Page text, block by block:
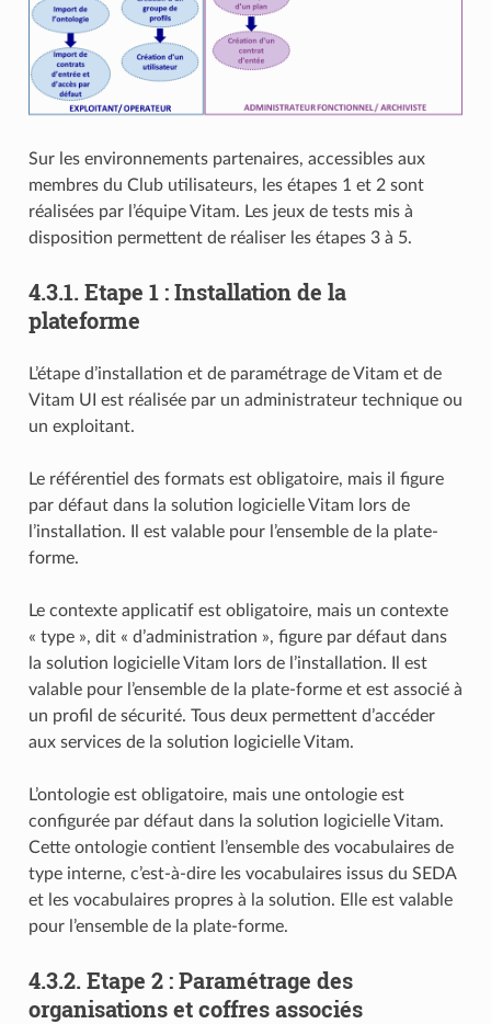
Sur les environnements partenaires, accessibles aux
membres du Club utilisateurs, les étapes 1 et 2 sont
réalisées par l’équipe Vitam. Les jeux de tests mis à
disposition permettent de réaliser les étapes 3 à 5.
4.3.1. Etape 1 : Installation de la
plateforme
L’étape d’installation et de paramétrage de Vitam et de
Vitam UI est réalisée par un administrateur technique ou
un exploitant.
Le référentiel des formats est obligatoire, mais il figure
par défaut dans la solution logicielle Vitam lors de
l’installation. Il est valable pour l’ensemble de la plate-
forme.
Le contexte applicatif est obligatoire, mais un contexte
« type », dit « d’administration », figure par défaut dans
la solution logicielle Vitam lors de l’installation. Il est
valable pour l’ensemble de la plate-forme et est associé à
un profil de sécurité. Tous deux permettent d’accéder
aux services de la solution logicielle Vitam.
L’ontologie est obligatoire, mais une ontologie est
configurée par défaut dans la solution logicielle Vitam.
Cette ontologie contient l’ensemble des vocabulaires de
type interne, c’est-à-dire les vocabulaires issus du SEDA
et les vocabulaires propres à la solution. Elle est valable
pour l’ensemble de la plate-forme.
4.3.2. Etape 2 : Paramétrage des
organisations et coffres associés